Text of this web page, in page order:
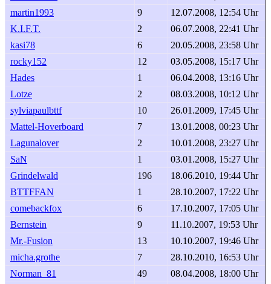
martin1993
9
12.07.2008, 12:54 Uhr
K.I.F.T.
2
06.07.2008, 22:41 Uhr
kasi78
6
20.05.2008, 23:58 Uhr
rocky152
12
03.05.2008, 15:17 Uhr
Hades
1
06.04.2008, 13:16 Uhr
Lotze
2
08.03.2008, 10:12 Uhr
sylviapaulbttf
10
26.01.2009, 17:45 Uhr
Mattel-Hoverboard
7
13.01.2008, 00:23 Uhr
Lagunalover
2
10.01.2008, 23:27 Uhr
SaN
1
03.01.2008, 15:27 Uhr
Grindelwald
196
18.06.2010, 19:44 Uhr
BTTFFAN
1
28.10.2007, 17:22 Uhr
comebackfox
6
17.10.2007, 17:05 Uhr
Bernstein
9
11.10.2007, 19:53 Uhr
Mr.-Fusion
13
10.10.2007, 19:46 Uhr
micha.grothe
7
28.10.2010, 16:53 Uhr
Norman_81
49
08.04.2008, 18:00 Uhr